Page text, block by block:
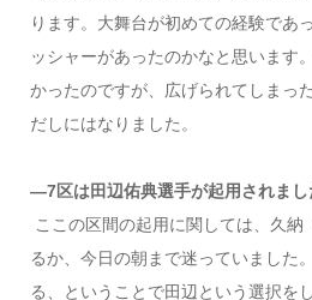
ります。大舞台が初めての経験であ
ッシャーがあったのかなと思います
かったのですが、広げられてしまっ
だしにはなりました。
―7区は田辺佑典選手が起用されまし
ここの区間の起用に関しては、久納
るか、今日の朝まで迷っていました
る、ということで田辺という選択を